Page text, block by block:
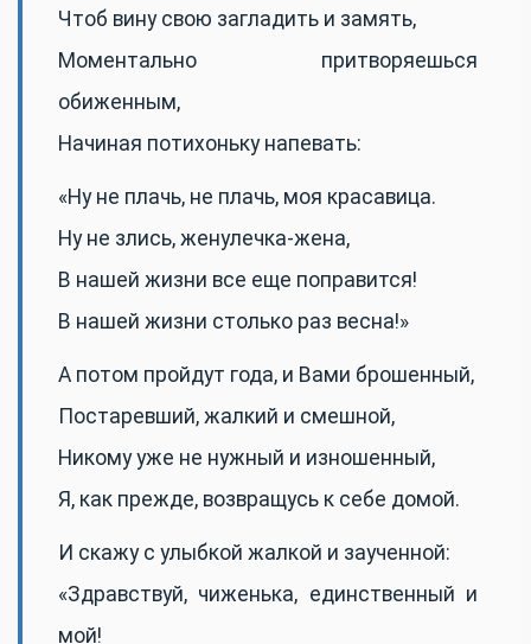
Чтоб вину свою загладить и замять,
Моментально притворяешься
обиженным,
Начиная потихоньку напевать:
«Ну не плачь, не плачь, моя красавица.
Ну не злись, женулечка-жена,
В нашей жизни все еще поправится!
В нашей жизни столько раз весна!»
А потом пройдут года, и Вами брошенный,
Постаревший, жалкий и смешной,
Никому уже не нужный и изношенный,
Я, как прежде, возвращусь к себе домой.
И скажу с улыбкой жалкой и заученной:
«Здравствуй, чиженька, единственный и
мой!